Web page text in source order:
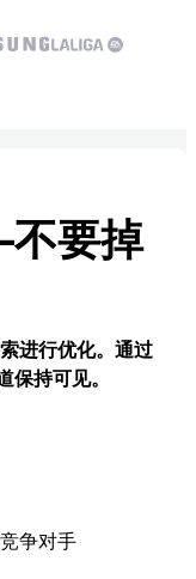
要掉
进行优化。通过
持可见。
争对手